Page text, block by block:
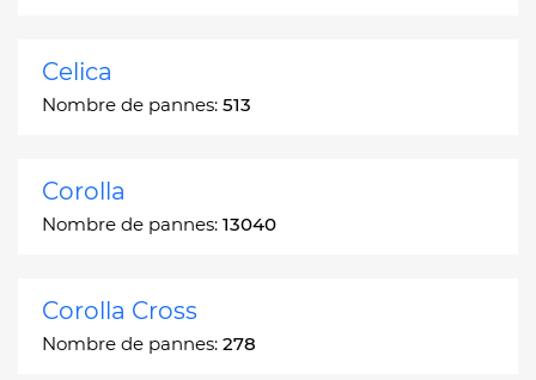
Celica
Nombre de pannes: 513
Corolla
Nombre de pannes: 13040
Corolla Cross
Nombre de pannes: 278